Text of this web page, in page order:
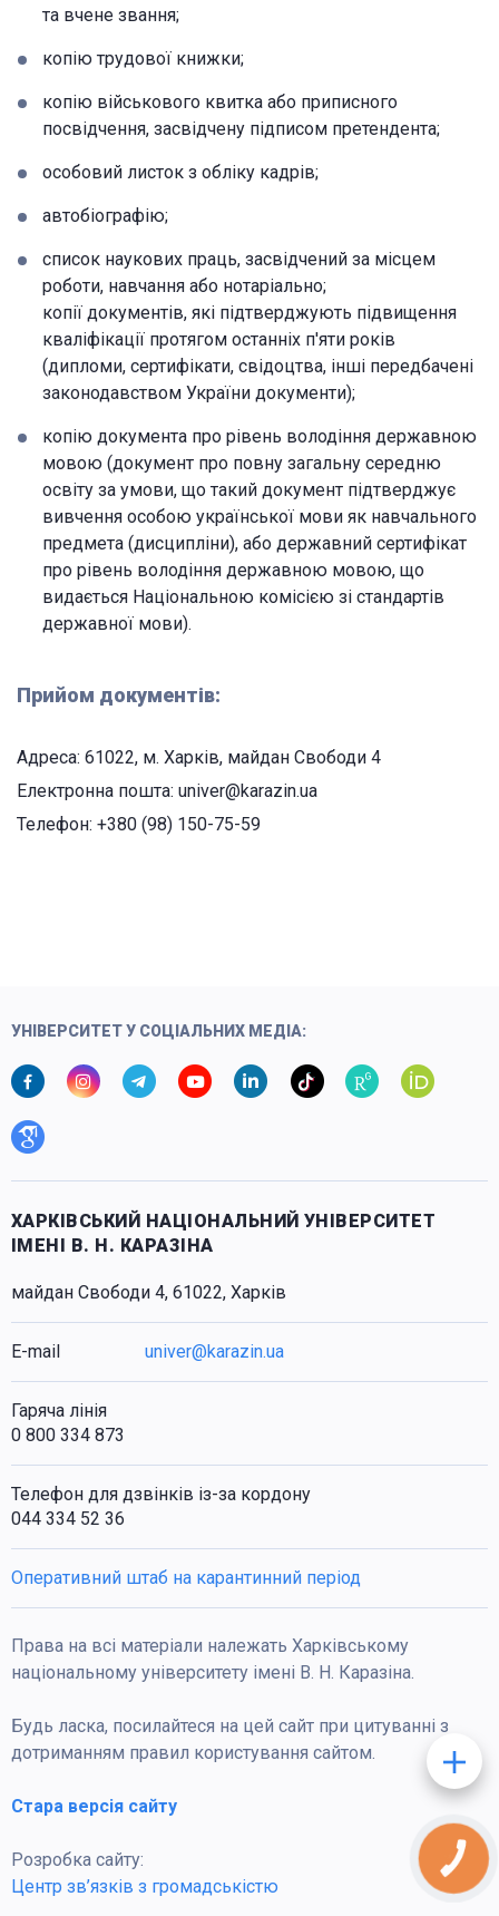
та вчене звання;
копію трудової книжки;
копію військового квитка або приписного
посвідчення, засвідчену підписом претендента;
особовий листок з обліку кадрів;
автобіографію;
список наукових праць, засвідчений за місцем
роботи, навчання або нотаріально;
копії документів, які підтверджують підвищення
кваліфікації протягом останніх п'яти років
(дипломи, сертифікати, свідоцтва, інші передбачені
законодавством України документи);
копію документа про рівень володіння державною
мовою (документ про повну загальну середню
освіту за умови, що такий документ підтверджує
вивчення особою української мови як навчального
предмета (дисципліни), або державний сертифікат
про рівень володіння державною мовою, що
видається Національною комісією зі стандартів
державної мови).
Прийом документів:
Адреса: 61022, м. Харків, майдан Свободи 4
Електронна пошта: univer@karazin.ua
Телефон: +380 (98) 150-75-59
УНІВЕРСИТЕТ У СОЦІАЛЬНИХ МЕДІА:
ХАРКІВСЬКИЙ НАЦІОНАЛЬНИЙ УНІВЕРСИТЕТ
ІМЕНІ В. Н. КАРАЗІНА
майдан Свободи 4, 61022, Харків
E-mail univer@karazin.ua
Гаряча лінія
0 800 334 873
Телефон для дзвінків із-за кордону
044 334 52 36
Оперативний штаб на карантинний період
Права на всі матеріали належать Харківському
національному університету імені В. Н. Каразіна.
Будь ласка, посилайтеся на цей сайт при цитуванні з
дотриманням правил користування сайтом.
Стара версія сайту
Розробка сайту:
Центр зв’язків з громадськістю
КНОПКА
ЗВ'ЯЗКУ